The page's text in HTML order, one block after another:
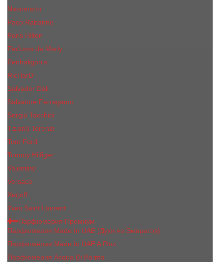
Nasomatto
Paco Rabanne
Paris Hilton
Parfums de Marly
Penhaligon​'s
RicHarD
Salvador Dali
Salvatore Ferragamo
Sergio Tacchini
Tiziana Terenzi
Tom Ford
Tommy Hilfiger
Valentino
Versace
Xerjoff
Yves Saint Laurent
Парфюмерия Премиум
Парфюмерия Made In UAE (Духи из Эмиратов)
Парфюмерия Made In UAE A Plus
Парфюмерия Acqua Di Parma